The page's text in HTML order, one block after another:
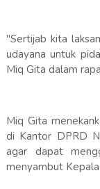
"Sertijab kita
udayana untuk
Miq Gita dalam
Miq Gita
di Kantor DPRD
agar dapat
menyambut